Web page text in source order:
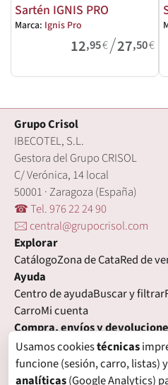
Sartén IGNIS PRO
Marca: Ignis Pro
12,95€/27,50€
Grupo Crisol
IBECOTEL, S.L.
Gestora del Grupo CRISOL
C/ Verónica, 14 local
50001 · Zaragoza (España)
☎ Tel. 976 22 24 90
🖂 central@grupocrisol.com
Explorar
CatálogoZona de CataRed de
Ayuda
Centro de ayudaBuscar y filtrar
CarroMi cuenta
Compra, envíos y
Condiciones de compraFormas
Plazos de entregaDevoluciones
Legal
Usamos cookiestécnicas
funcione (sesión, carro, listas)
analíticas(Google Analytics)